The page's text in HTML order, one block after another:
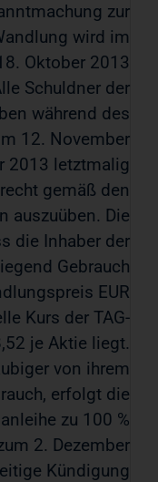
zur
wird im
Oktober 2013
Schuldner der
während des
12. November
2013 letztmalig
gemäß den
auszuüben. Die
die Inhaber der
Gebrauch
EUR
Kurs der TAG-
je Aktie liegt.
von ihrem
erfolgt die
zu 100 %
2. Dezember
Kündigung